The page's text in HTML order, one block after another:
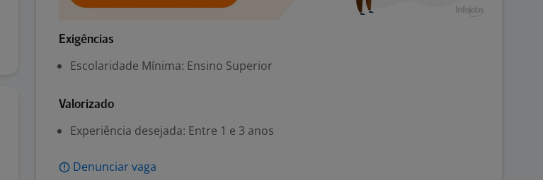
Exigências
Escolaridade Mínima: Ensino Superior
Valorizado
Experiência desejada: Entre 1 e 3 anos
Denunciar vaga